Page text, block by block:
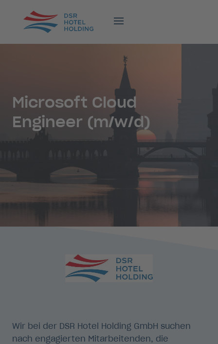
Microsoft Cloud
Engineer (m/w/d)
Wir bei der DSR Hotel Holding GmbH suchen
nach engagierten Mitarbeitenden, die